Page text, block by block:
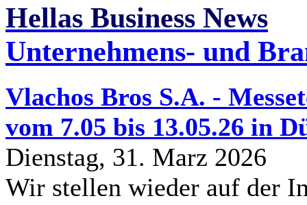
Hellas Business News
Unternehmens- und
Vlachos Bros S.A. -
vom 7.05 bis 13.05.26 in
Dienstag, 31. Marz 2026
Wir stellen wieder auf der